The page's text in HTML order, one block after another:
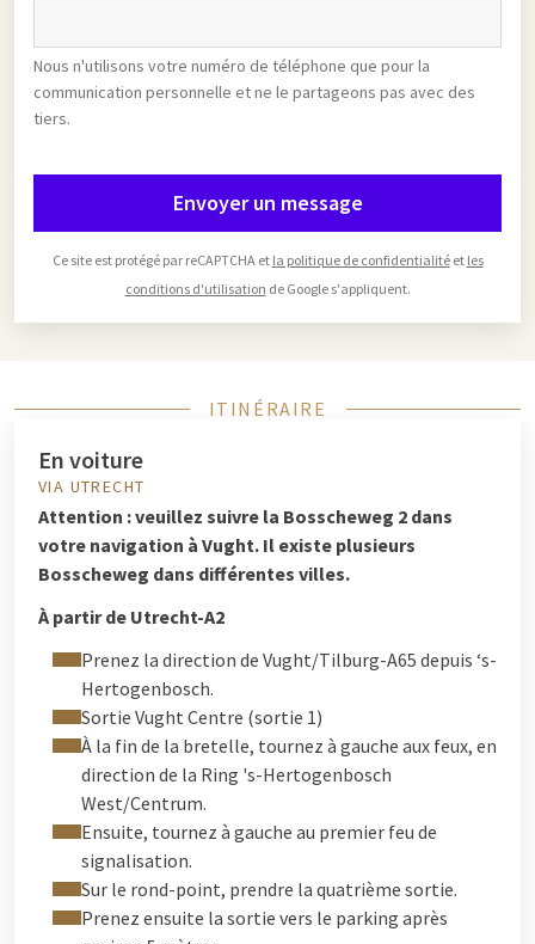
Nous n'utilisons votre numéro de téléphone que pour la
communication personnelle et ne le partageons pas avec des
tiers.
Envoyer un message
Ce site est protégé par reCAPTCHA et la politique de confidentialitéet les
conditions d'utilisation de Google s'appliquent.
ITINÉRAIRE
En voiture
VIA UTRECHT
Attention : veuillez suivre la Bosscheweg 2 dans
votre navigation à Vught. Il existe plusieurs
Bosscheweg dans différentes villes.
À partir de Utrecht-A2
Prenez la direction de Vught/Tilburg-A65 depuis ‘s-
Hertogenbosch.
Sortie Vught Centre (sortie 1)
À la fin de la bretelle, tournez à gauche aux feux, en
direction de la Ring 's-Hertogenbosch
West/Centrum.
Ensuite, tournez à gauche au premier feu de
signalisation.
Sur le rond-point, prendre la quatrième sortie.
Prenez ensuite la sortie vers le parking après